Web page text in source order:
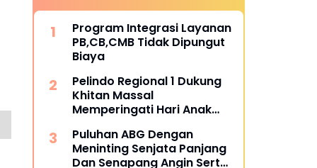
Program Integrasi Layanan
PB,CB,CMB Tidak Dipungut
Biaya
Pelindo Regional 1 Dukung
Khitan Massal
Memperingati Hari Anak
Puluhan ABG Dengan
Meninting Senjata Panjang
Dan Senapang Angin Serta